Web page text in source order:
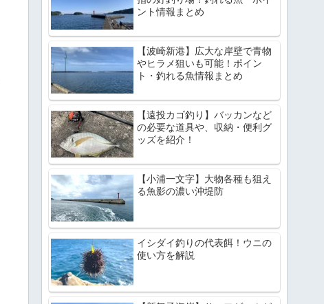
ント情報まとめ
【波崎新港】広大な岸壁で青物
やヒラメ狙いも可能！ポイン
ト・釣れる魚情報まとめ
【遠投カゴ釣り】バッカンなど
の必要な道具や、収納・便利グ
ッズを紹介！
【小浦一文字】大物各種も狙え
る魚影の濃い沖堤防
イシダイ釣りの代表餌！ウニの
使い方を解説